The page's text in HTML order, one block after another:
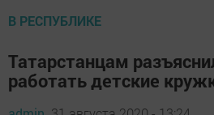
В РЕСПУБЛИКЕ
Татарстанцам
работать детские